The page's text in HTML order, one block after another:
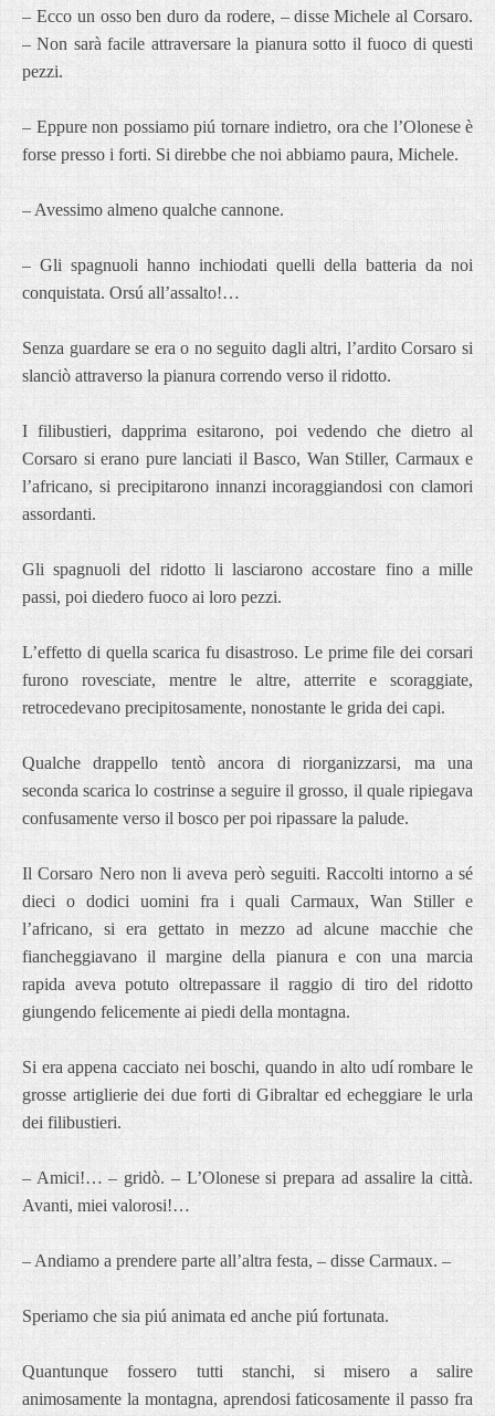
– Ecco un osso ben duro da rodere, – disse Michele al Corsaro.
– Non sarà facile attraversare la pianura sotto il fuoco di questi
pezzi.
– Eppure non possiamo piú tornare indietro, ora che l’Olonese è
forse presso i forti. Si direbbe che noi abbiamo paura, Michele.
– Avessimo almeno qualche cannone.
– Gli spagnuoli hanno inchiodati quelli della batteria da noi
conquistata. Orsú all’assalto!…
Senza guardare se era o no seguito dagli altri, l’ardito Corsaro si
slanciò attraverso la pianura correndo verso il ridotto.
I filibustieri, dapprima esitarono, poi vedendo che dietro al
Corsaro si erano pure lanciati il Basco, Wan Stiller, Carmaux e
l’africano, si precipitarono innanzi incoraggiandosi con clamori
assordanti.
Gli spagnuoli del ridotto li lasciarono accostare fino a mille
passi, poi diedero fuoco ai loro pezzi.
L’effetto di quella scarica fu disastroso. Le prime file dei corsari
furono rovesciate, mentre le altre, atterrite e scoraggiate,
retrocedevano precipitosamente, nonostante le grida dei capi.
Qualche drappello tentò ancora di riorganizzarsi, ma una
seconda scarica lo costrinse a seguire il grosso, il quale ripiegava
confusamente verso il bosco per poi ripassare la palude.
Il Corsaro Nero non li aveva però seguiti. Raccolti intorno a sé
dieci o dodici uomini fra i quali Carmaux, Wan Stiller e
l’africano, si era gettato in mezzo ad alcune macchie che
fiancheggiavano il margine della pianura e con una marcia
rapida aveva potuto oltrepassare il raggio di tiro del ridotto
giungendo felicemente ai piedi della montagna.
Si era appena cacciato nei boschi, quando in alto udí rombare le
grosse artiglierie dei due forti di Gibraltar ed echeggiare le urla
dei filibustieri.
– Amici!… – gridò. – L’Olonese si prepara ad assalire la città.
Avanti, miei valorosi!…
– Andiamo a prendere parte all’altra festa, – disse Carmaux. –
Speriamo che sia piú animata ed anche piú fortunata.
Quantunque fossero tutti stanchi, si misero a salire
animosamente la montagna, aprendosi faticosamente il passo fra